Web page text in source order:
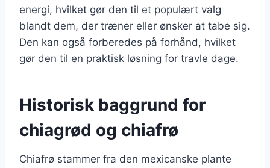
energi, hvilket gør den til et populært valg
blandt dem, der træner eller ønsker at tabe sig.
Den kan også forberedes på forhånd, hvilket
gør den til en praktisk løsning for travle dage.
Historisk baggrund for
chiagrød og chiafrø
Chiafrø stammer fra den mexicanske plante